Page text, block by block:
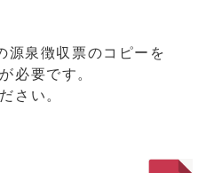
泉徴収票のコピーを
必要です。
さい。